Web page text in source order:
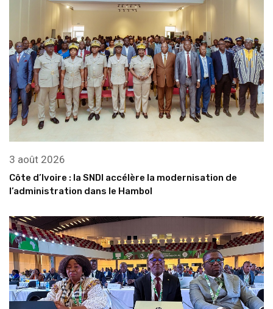
3 août 2026
Côte d’Ivoire : la SNDI accélère la modernisation de
l’administration dans le Hambol